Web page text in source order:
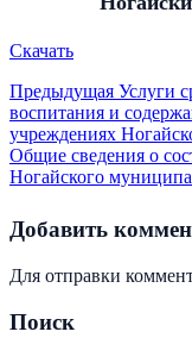
Скачать
Предыдущая Услуги
воспитания и
учреждениях
Общие сведения о
Ногайского
Добавить
Для отправки
Поиск